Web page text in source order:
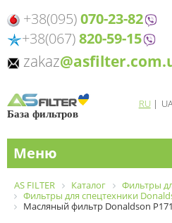
+38(095)070-23-82
+38(067)820-59-15
zakaz
База фильтров
RU|
Меню
AS FILTER Каталог
Фильтры
Фильтры для спецтехники
Масляный фильтр Donaldson